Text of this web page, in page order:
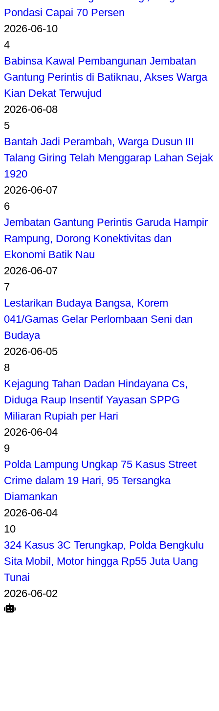
Pondasi Capai 70 Persen
2026-06-10
4
Babinsa Kawal Pembangunan Jembatan
Gantung Perintis di Batiknau, Akses Warga
Kian Dekat Terwujud
2026-06-08
5
Bantah Jadi Perambah, Warga Dusun III
Talang Giring Telah Menggarap Lahan Sejak
1920
2026-06-07
6
Jembatan Gantung Perintis Garuda Hampir
Rampung, Dorong Konektivitas dan
Ekonomi Batik Nau
2026-06-07
7
Lestarikan Budaya Bangsa, Korem
041/Gamas Gelar Perlombaan Seni dan
Budaya
2026-06-05
8
Kejagung Tahan Dadan Hindayana Cs,
Diduga Raup Insentif Yayasan SPPG
Miliaran Rupiah per Hari
2026-06-04
9
Polda Lampung Ungkap 75 Kasus Street
Crime dalam 19 Hari, 95 Tersangka
Diamankan
2026-06-04
10
324 Kasus 3C Terungkap, Polda Bengkulu
Sita Mobil, Motor hingga Rp55 Juta Uang
Tunai
2026-06-02